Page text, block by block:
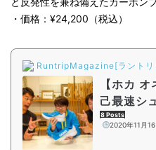
・価格：¥24,200（税込）
RuntripMagazine[ラントリ
【ホカ
己最速シ
スメの理
8 Posts
2020年11月16